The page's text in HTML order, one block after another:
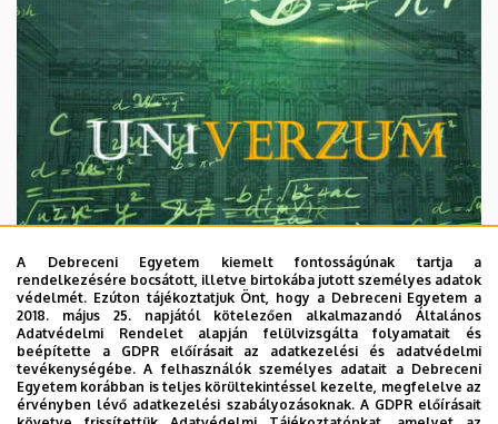
2026. augusztus 7.
Univerzum: A Debreceni Egyetem
titkos receptjei
A Debreceni Egyetem kiemelt fontosságúnak tartja a
rendelkezésére bocsátott, illetve birtokába jutott személyes adatok
védelmét. Ezúton tájékoztatjuk Önt, hogy a Debreceni Egyetem a
2018. május 25. napjától kötelezően alkalmazandó Általános
Adatvédelmi Rendelet alapján felülvizsgálta folyamatait és
beépítette a GDPR előírásait az adatkezelési és adatvédelmi
tevékenységébe. A felhasználók személyes adatait a Debreceni
Egyetem korábban is teljes körültekintéssel kezelte, megfelelve az
érvényben lévő adatkezelési szabályozásoknak. A GDPR előírásait